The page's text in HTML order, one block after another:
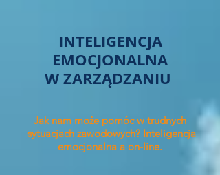
INTELIGENCJA
EMOCJONALNA
W ZARZĄDZANIU
Jak nam może pomóc w trudnych
sytuacjach zawodowych? Inteligencja
emocjonalna a on-line.